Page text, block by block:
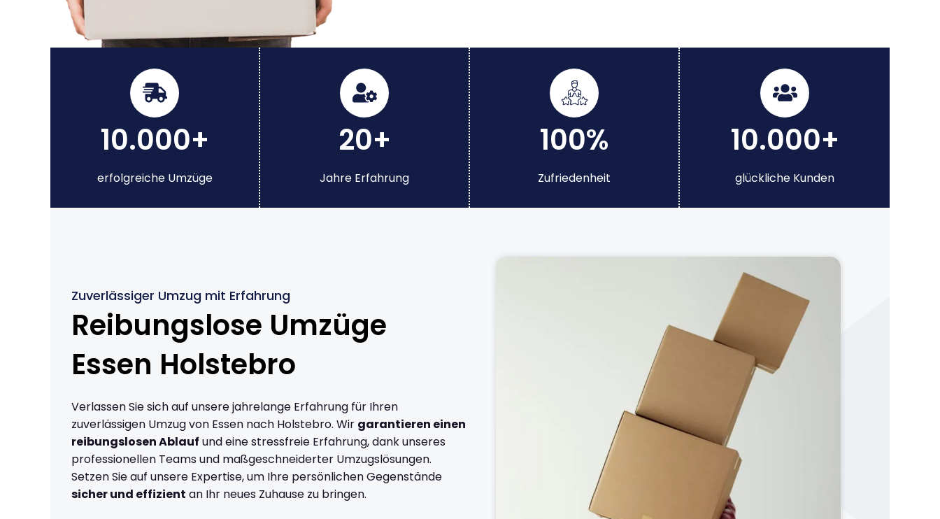
10.000+
erfolgreiche Umzüge
20+
Jahre Erfahrung
100%
Zufriedenheit
10.000+
glückliche Kunden
Zuverlässiger Umzug mit Erfahrung
Reibungslose Umzüge
Essen Holstebro
Verlassen Sie sich auf unsere jahrelange Erfahrung für Ihren
zuverlässigen Umzug von Essen nach Holstebro. Wir garantieren einen
reibungslosen Ablauf und eine stressfreie Erfahrung, dank unseres
professionellen Teams und maßgeschneiderter Umzugslösungen.
Setzen Sie auf unsere Expertise, um Ihre persönlichen Gegenstände
sicher und effizient an Ihr neues Zuhause zu bringen.